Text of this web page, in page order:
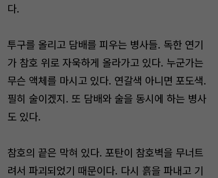
다.
투구를 올리고 담배를 피우는 병사들. 독한 연기
가 참호 위로 자욱하게 올라가고 있다. 누군가는
무슨 액체를 마시고 있다. 연갈색 아니면 포도색.
필히 술이겠지. 또 담배와 술을 동시에 하는 병사
도 있다.
참호의 끝은 막혀 있다. 포탄이 참호벽을 무너트
려서 파괴되었기 때문이다. 다시 흙을 파내고 기